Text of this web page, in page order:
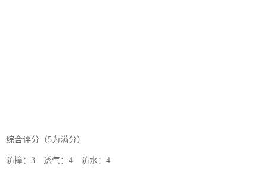
综合评分（5为满分）
防撞：3 透气：4 防水：4